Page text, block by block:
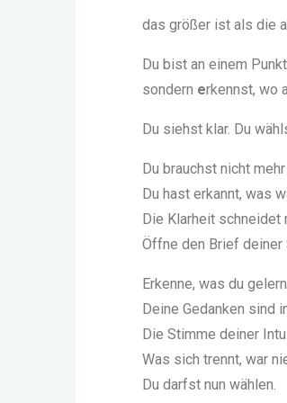
das größer ist als die
Du bist an einem
sondern erkennst, wo
Du siehst klar. Du
Du brauchst nicht
Du hast erkannt, was
Die Klarheit
Öffne den Brief
Erkenne, was du
Deine Gedanken sind
Die Stimme deiner
Was sich trennt, war
Du darfst nun wählen.